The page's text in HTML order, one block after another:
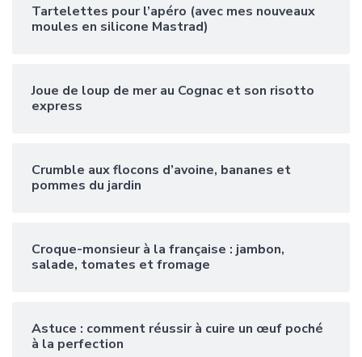
Tartelettes pour l’apéro (avec mes nouveaux
moules en silicone Mastrad)
Joue de loup de mer au Cognac et son risotto
express
Crumble aux flocons d’avoine, bananes et
pommes du jardin
Croque-monsieur à la française : jambon,
salade, tomates et fromage
Astuce : comment réussir à cuire un œuf poché
à la perfection